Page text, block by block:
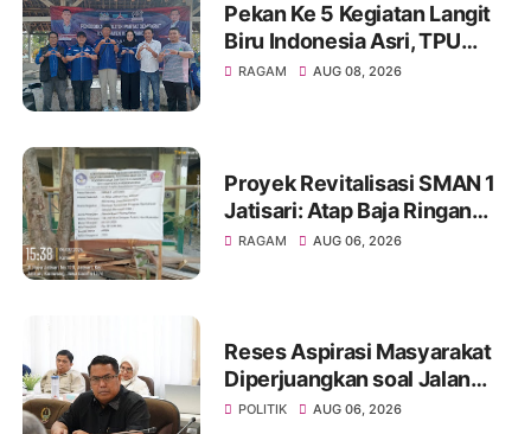
Pekan Ke 5 Kegiatan Langit
Biru Indonesia Asri, TPU
Leuweung Djati Jadi Lokasi
RAGAM AUG 08, 2026
Proyek Revitalisasi SMAN 1
Jatisari: Atap Baja Ringan
Campur Paku & Dynabold,
RAGAM AUG 06, 2026
Reses Aspirasi Masyarakat
Diperjuangkan soal Jalan
Pangala-Baruppu Rusak
POLITIK AUG 06, 2026